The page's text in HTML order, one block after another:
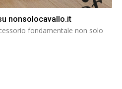
nonsolocavallo.it
fondamentale non solo